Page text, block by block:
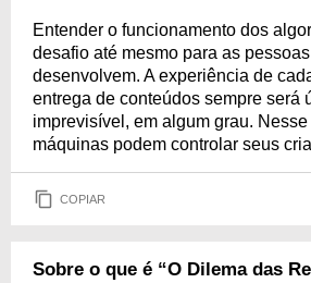
Entender o funcionamento dos
desafio até mesmo para as
desenvolvem. A experiência de
entrega de conteúdos sempre será
imprevisível, em algum grau.
máquinas podem controlar seus
COPIAR
Sobre o que é “O Dilema das